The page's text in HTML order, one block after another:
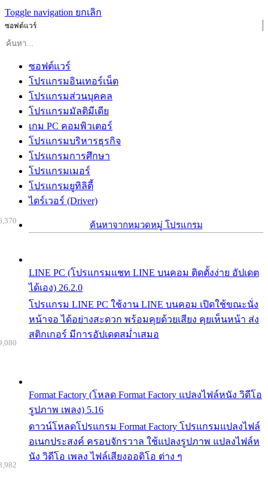
Toggle navigation ยกเลิก
ซอฟต์แวร์
ซอฟต์แวร์
โปรแกรมอินเทอร์เน็ต
โปรแกรมส่วนบุคคล
โปรแกรมมัลติมีเดีย
เกม PC คอมพิวเตอร์
โปรแกรมบริหารธุรกิจ
โปรแกรมการศึกษา
โปรแกรมเมอร์
โปรแกรมยูทิลิตี้
ไดร์เวอร์ (Driver)
ค้นหาจากหมวดหมู่ โปรแกรม
LINE PC (โปรแกรมแชท LINE บนคอม ติดตั้งง่าย อัปเดต
ได้เอง) 26.2.0
โปรแกรม LINE PC ใช้งาน LINE บนคอม เปิดใช้ขณะนั่ง
หน้าจอ ได้อย่างสะดวก พร้อมคุยด้วยเสียง คุยเห็นหน้า ส่ง
สติกเกอร์ มีการอัปเดตสม่ำเสมอ
Format Factory (โหลด Format Factory แปลงไฟล์หนัง วิดีโอ
รูปภาพ เพลง) 5.16
ดาวน์โหลดโปรแกรม Format Factory โปรแกรมแปลงไฟล์
อเนกประสงค์ ครอบจักรวาล ใช้แปลงรูปภาพ แปลงไฟล์ห
นัง วิดีโอ เพลง ไฟล์เสียงออดิโอ ต่าง ๆ